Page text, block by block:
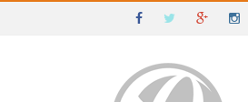
IGUAÍ E SUDOESTE DA BAHIA